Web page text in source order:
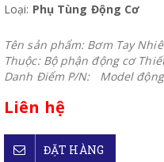
Loại: Phụ Tùng Động Cơ
Tên sản phẩm: Bơm Tay
Thuộc: Bộ phận động cơ
Danh Điểm P/N: Model động
Liên hệ
ĐẶT HÀNG